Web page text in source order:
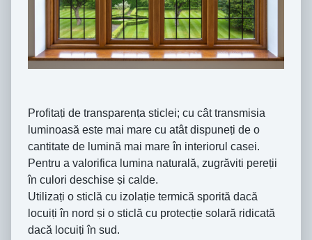
Profitaṭi de transparenṭa sticlei; cu cât transmisia
luminoasă este mai mare cu atât dispuneṭi de o
cantitate de lumină mai mare în interiorul casei.
Pentru a valorifica lumina naturală, zugrăviti pereṭii
în culori deschise ṣi calde.
Utilizaṭi o sticlă cu izolaṭie termică sporită dacă
locuiṭi în nord ṣi o sticlă cu protecṭie solară ridicată
dacă locuiṭi în sud.